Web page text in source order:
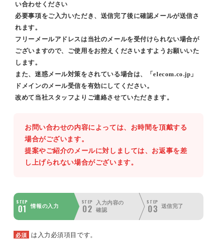
い合わせください
必要事項をご入力いただき、送信完了後に確認メールが送信さ
れます。
フリーメールアドレスは当社のメールを受付けられない場合が
ございますので、ご使用をお控えくださいますようお願いいた
します。
また、迷惑メール対策をされている場合は、「elecom.co.jp」
ドメインのメール受信を有効にしてください。
改めて当社スタッフよりご連絡させていただきます。
お問い合わせの内容によっては、お時間を頂戴する
場合がございます。
提案やご紹介のメールに対しましては、お返事を差
し上げられない場合がございます。
STEP
01 情報の入力
STEP
02
入力内容の
確認
STEP
03 送信完了
必須 は入力必須項目です。